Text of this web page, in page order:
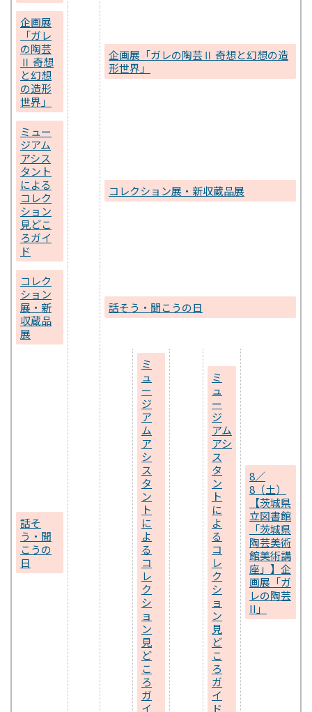
企画展
「ガレ
の陶芸
Ⅱ 奇想
と幻想
の造形
世界」
企画展「ガレの陶芸Ⅱ 奇想と幻想の造
形世界」
ミュー
ジアム
アシス
タント
による
コレク
ション
見どこ
ろガイ
ド
コレクション展・新収蔵品展
コレク
ション
展・新
収蔵品
展
話そう・聞こうの日
話そ
う・聞
こうの
日
ミ
ュ
ー
ジ
ア
ム
ア
シ
ス
タ
ン
ト
に
よ
る
コ
レ
ク
シ
ョ
ン
見
ど
こ
ろ
ガ
イ
ミ
ュ
ー
ジ
アム
アシ
ス
タ
ン
ト
に
よ
る
コ
レ
ク
シ
ョ
ン
見
ど
こ
ろ
ガ
イ
ド
8／
8（土）
【茨城県
立図書館
「茨城県
陶芸美術
館美術講
座」】企
画展「ガ
レの陶芸
II」